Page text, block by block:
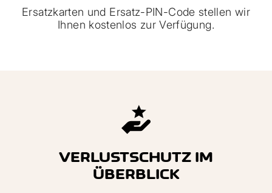
Ersatzkarten und Ersatz-PIN-Code stellen wir
Ihnen kostenlos zur Verfügung.
VERLUSTSCHUTZ IM
ÜBERBLICK